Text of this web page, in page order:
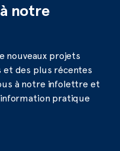
notre
nouveaux projets
et des plus récentes
à notre infolettre et
pratique